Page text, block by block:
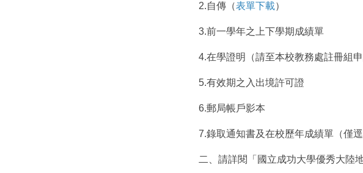
2.自傳（表單下載）
3.前一學年之上下學期成績單
4.在學證明（請至本校教務處註冊組申
5.有效期之入出境許可證
6.郵局帳戶影本
7.錄取通知書及在校歷年成績單（僅逕
二、請詳閱「國立成功大學優秀大陸